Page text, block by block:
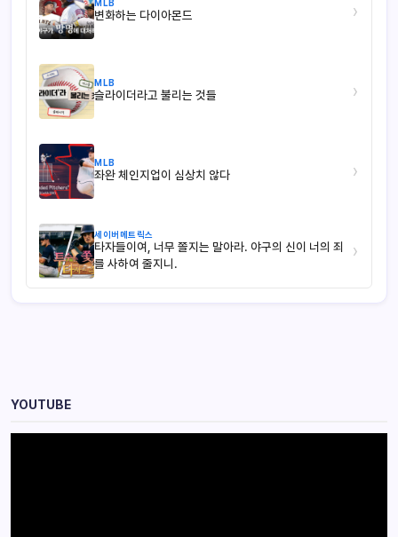
MLB
변화하는 다이아몬드 ›
MLB
슬라이더라고 불리는 것들 ›
MLB
좌완 체인지업이 심상치 않다 ›
세이버메트릭스
타자들이여, 너무 쫄지는 말아라. 야구의 신이 너의 죄
를 사하여 줄지니.
›
YOUTUBE